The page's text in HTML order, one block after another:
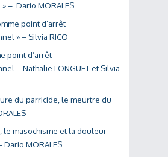
– Dario MORALES
point d’arrêt
» – Silvia RICO
point d’arrêt
– Nathalie LONGUET et Silvia
du parricide, le meurtre du
le masochisme et la douleur
MORALES